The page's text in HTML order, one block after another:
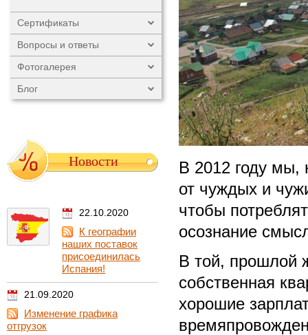
Сертификаты
Вопросы и ответы
Фотогалерея
Блог
Новости
22.10.2020
К географии
наших поставок
присоединилась
Испания!
21.09.2020
Изменение графика
отгрузок
В 2012 году мы,
от чуждых и
чтобы
осознание
В той, прошлой
собственная
хорошие